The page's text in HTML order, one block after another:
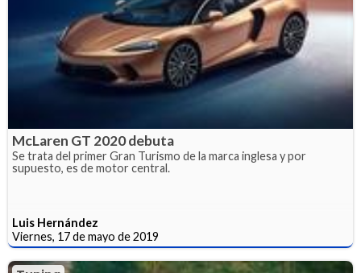
McLaren GT 2020 debuta
Se trata del primer Gran Turismo de la marca inglesa y por
supuesto, es de motor central.
Luis Hernández
Viernes, 17 de mayo de 2019